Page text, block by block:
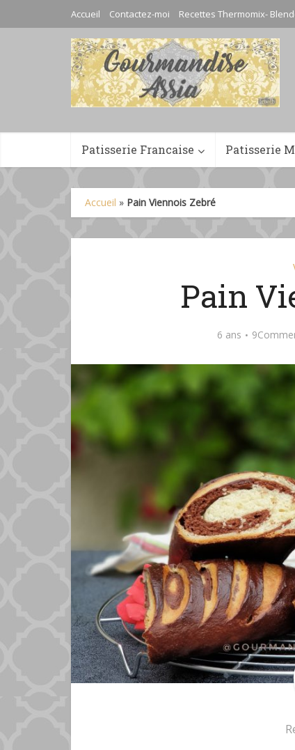
Accueil Contactez-moi Recettes Thermomix-
Patisserie Francaise Patisserie
Accueil » Pain Viennois Zebré
Pain
6 ans